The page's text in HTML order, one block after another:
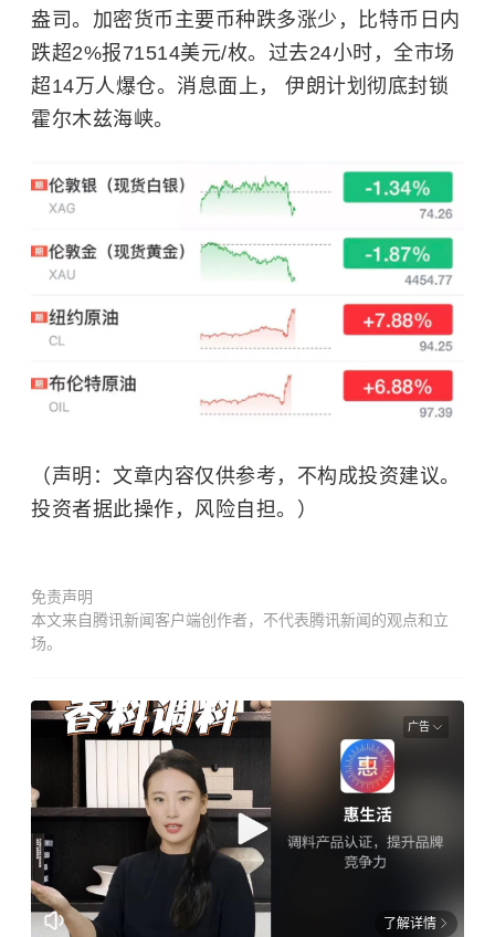
盎司。加密货币主要币种跌多涨少，比特币日内
跌超2%报71514美元/枚。过去24小时，全市场
超14万人爆仓。消息面上， 伊朗计划彻底封锁
霍尔木兹海峡。
（声明：文章内容仅供参考，不构成投资建议。
投资者据此操作，风险自担。）
免责声明
本文来自腾讯新闻客户端创作者，不代表腾讯新闻的观点和立
场。
广告
了解详情